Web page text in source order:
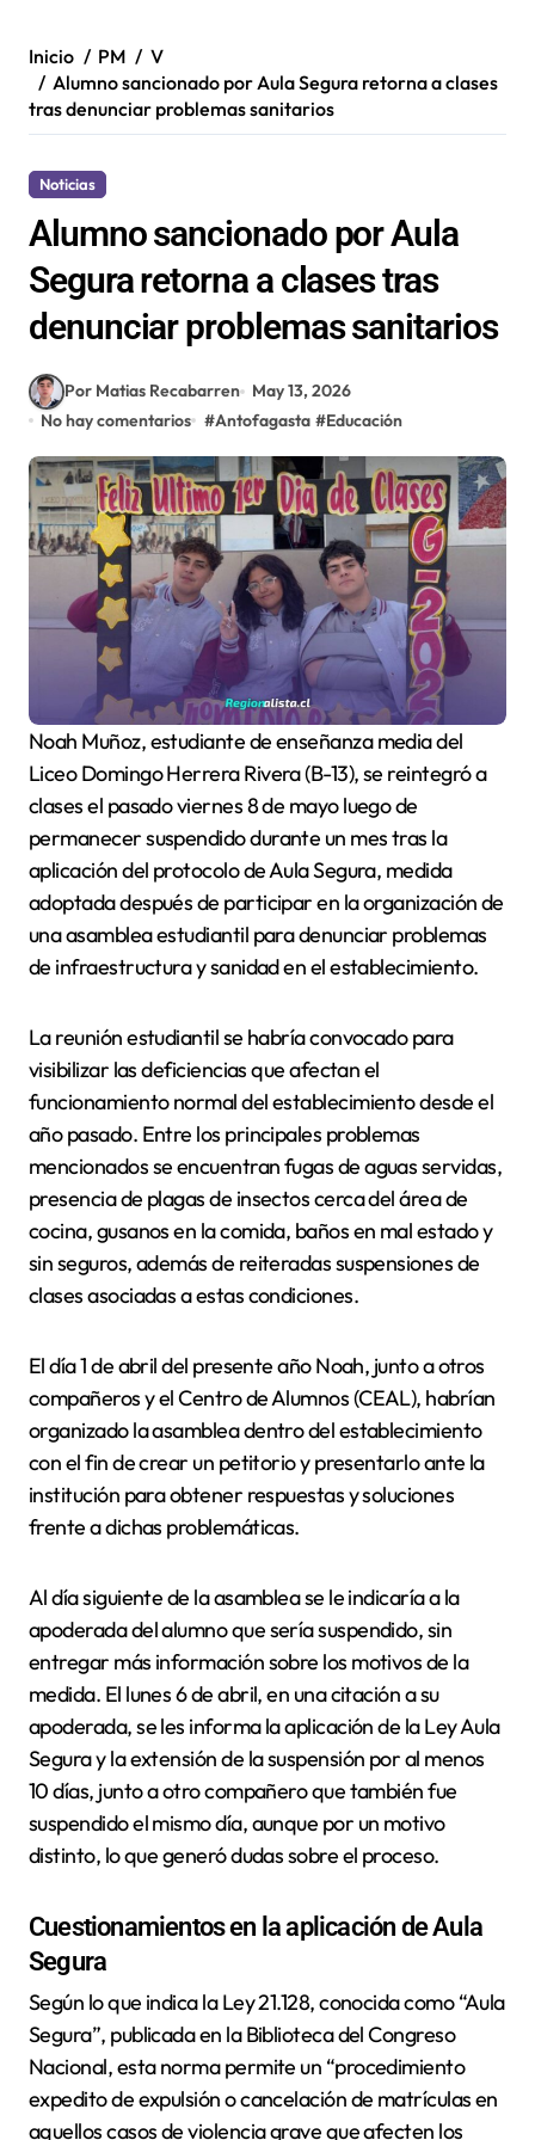
Inicio PM
V
Alumno sancionado por Aula Segura retorna a clases
tras denunciar problemas sanitarios
Noticias
Alumno sancionado por Aula
Segura retorna a clases tras
denunciar problemas sanitarios
Por Matias Recabarren
May 13, 2026
No hay comentarios #Antofagasta #Educación
Noah Muñoz, estudiante de enseñanza media del
Liceo Domingo Herrera Rivera (B-13), se reintegró a
clases el pasado viernes 8 de mayo luego de
permanecer suspendido durante un mes tras la
aplicación del protocolo de Aula Segura, medida
adoptada después de participar en la organización de
una asamblea estudiantil para denunciar problemas
de infraestructura y sanidad en el establecimiento.
La reunión estudiantil se habría convocado para
visibilizar las deficiencias que afectan el
funcionamiento normal del establecimiento desde el
año pasado. Entre los principales problemas
mencionados se encuentran fugas de aguas servidas,
presencia de plagas de insectos cerca del área de
cocina, gusanos en la comida, baños en mal estado y
sin seguros, además de reiteradas suspensiones de
clases asociadas a estas condiciones.
El día 1 de abril del presente año Noah, junto a otros
compañeros y el Centro de Alumnos (CEAL), habrían
organizado la asamblea dentro del establecimiento
con el fin de crear un petitorio y presentarlo ante la
institución para obtener respuestas y soluciones
frente a dichas problemáticas.
Al día siguiente de la asamblea se le indicaría a la
apoderada del alumno que sería suspendido, sin
entregar más información sobre los motivos de la
medida. El lunes 6 de abril, en una citación a su
apoderada, se les informa la aplicación de la Ley Aula
Segura y la extensión de la suspensión por al menos
10 días, junto a otro compañero que también fue
suspendido el mismo día, aunque por un motivo
distinto, lo que generó dudas sobre el proceso.
Cuestionamientos en la aplicación de Aula
Segura
Según lo que indica la Ley 21.128, conocida como “Aula
Segura”, publicada en la Biblioteca del Congreso
Nacional, esta norma permite un “procedimiento
expedito de expulsión o cancelación de matrículas en
aquellos casos de violencia grave que afecten los